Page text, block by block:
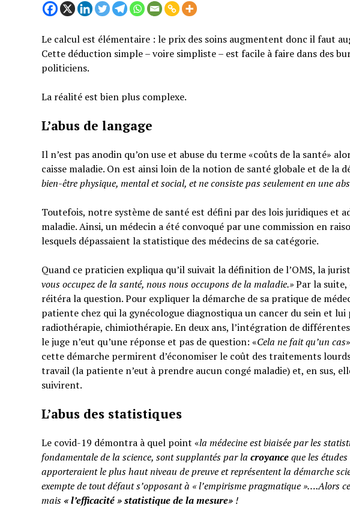
Le calcul est élémentaire : le prix des soins augmentent donc il faut
Cette déduction simple – voire simpliste – est facile à faire dans des
politiciens.
La réalité est bien plus complexe.
L’abus de langage
Il n’est pas anodin qu’on use et abuse du terme «coûts de la santé»
caisse maladie. On est ainsi loin de la notion de santé globale et de la
bien-être physique, mental et social, et ne consiste pas seulement en une
Toutefois, notre système de santé est défini par des lois juridiques et
maladie. Ainsi, un médecin a été convoqué par une commission en
lesquels dépassaient la statistique des médecins de sa catégorie.
Quand ce praticien expliqua qu’il suivait la définition de l’OMS, la
vous occupez de la santé, nous nous occupons de la maladie.»Par la
réitéra la question. Pour expliquer la démarche de sa pratique de
patiente chez qui la gynécologue diagnostiqua un cancer du sein et
radiothérapie, chimiothérapie. En deux ans, l’intégration de
le juge n’eut qu’une réponse et pas de question: «Cela ne fait qu’un cas
cette démarche permirent d’économiser le coût des traitements
travail (la patiente n’eut à prendre aucun congé maladie) et, en sus,
suivirent.
L’abus des statistiques
Le covid-19 démontra à quel point «la médecine est biaisée par les
fondamentale de la science, sont supplantés par la croyanceque les
apporteraient le plus haut niveau de preuve et représentent la démarche
exempte de tout défaut s’opposant à « l’empirisme pragmatique »….Alors
mais «l’efficacité » statistique de la mesure» !